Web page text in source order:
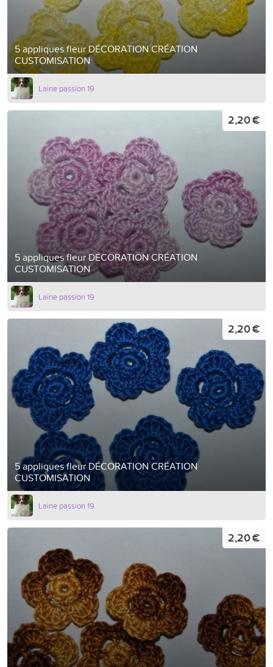
5 appliques fleur DÉCORATION CRÉATION
CUSTOMISATION
Laine passion 19
5 appliques fleur DÉCORATION CRÉATION
CUSTOMISATION
2,20 €
Laine passion 19
5 appliques fleur DÉCORATION CRÉATION
CUSTOMISATION
2,20 €
Laine passion 19
2,20 €